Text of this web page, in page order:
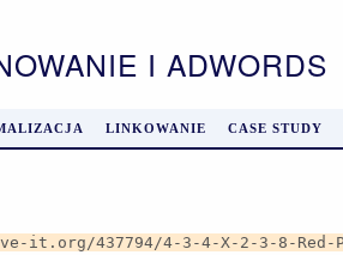
I ADWORDS
LINKOWANIE CASE STUDY
it.org/437794/4-3-4-X-2-3-8-Red-